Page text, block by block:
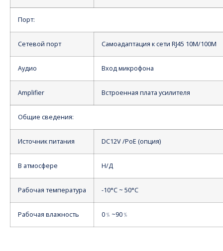
Порт:
Сетевой порт Самоадаптация к сети RJ45 10M/100M
Аудио Вход микрофона
Amplifier Встроенная плата усилителя
Общие сведения:
Источник питания DC12V /PoE (опция)
В атмосфере Н/Д
Рабочая температура -10°С ~ 50°С
Рабочая влажность 0﹪~90﹪